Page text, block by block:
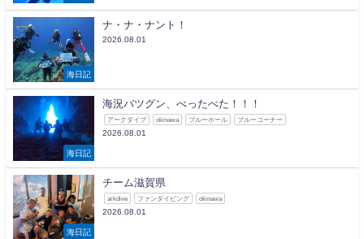
海日記
ナ・ナ・ナント！
2026.08.01
海日記
海況バツグン、べったべた！！！
アークダイブ okinawa ブルーホール ブルーコーナー
2026.08.01
海日記
チーム滋賀県
arkdive ファンダイビング okinawa
2026.08.01